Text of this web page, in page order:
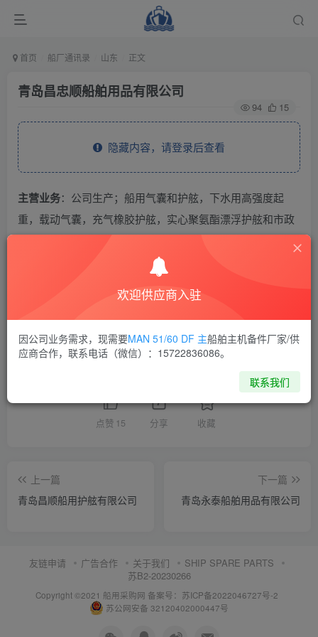
首页 船厂通讯录 山东 正文
青岛昌忠顺船舶用品有限公司
94 15
隐藏内容，请登录后查看
主营业务：公司生产；船用气囊和护舷，下水用高强度起
重，载动气囊，充气橡胶护舷，实心聚氨酯漂浮护舷和市政
点赞 15 分享 收藏
上一篇
青岛昌顺船用护舷有限公司
下一篇
青岛永泰船舶用品有限公司
友链申请 广告合作 关于我们
SHIP SPARE PARTS
苏B2-20230266
Copyright ©2021 船用采购网 备案号：苏ICP备2022046727号-2
苏公网安备 32120402000447号
欢迎供应商入驻
因公司业务需求，现需要MAN 51/60 DF 主船舶主机备件厂家/供
应商合作，联系电话（微信）：15722836086。
联系我们